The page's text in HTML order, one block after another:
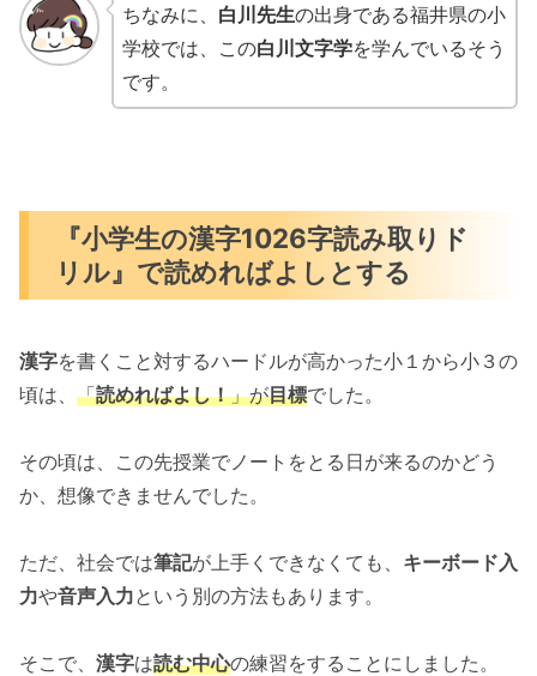
ちなみに、 白川先生の出身である福井県の小
学校では、この白川文字学を学んでいるそう
です。
『小学生の漢字1026字読み取りド
リル』で読めればよしとする
漢字を書くこと対するハードルが高かった小１から小３の
頃は、 「読めればよし！」が目標でした。
その頃は、この先授業でノートをとる日が来るのかどう
か、想像できませんでした。
ただ、社会では筆記が上手くできなくても、 キーボード入
力や音声入力という別の方法もあります。
そこで、 漢字は読む中心の練習をすることにしました。